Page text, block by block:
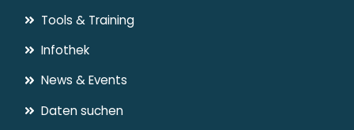
Tools & Training
Infothek
News & Events
Daten suchen